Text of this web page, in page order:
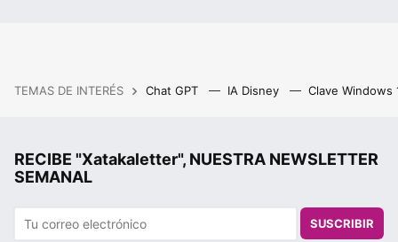
TEMAS DE INTERÉS Chat GPT IA Disney Clave Windows
RECIBE "Xatakaletter", NUESTRA NEWSLETTER
SEMANAL
SUSCRIBIR